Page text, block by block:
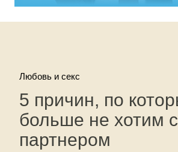
Любовь и секс
5 причин, по
больше не хотим
партнером